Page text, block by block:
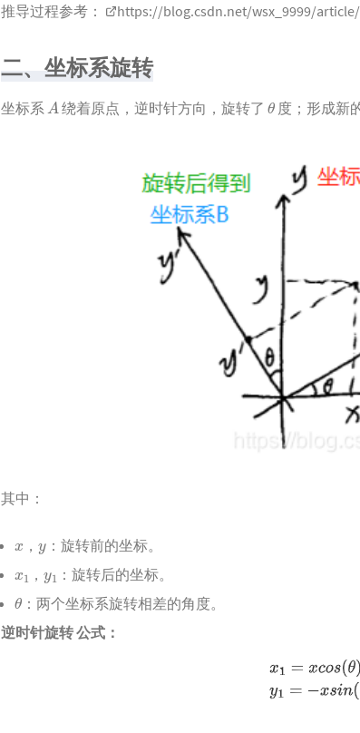
推导过程参考： https://blog.csdn.net/wsx_9999/
二、坐标系旋转
坐标系 A 绕着原点，逆时针方向，旋转了θ 度；形成新
其中：
， ：旋转前的坐标。
， ：旋转后的坐标。
θ ：两个坐标系旋转相差的角度。
逆时针旋转 公式：